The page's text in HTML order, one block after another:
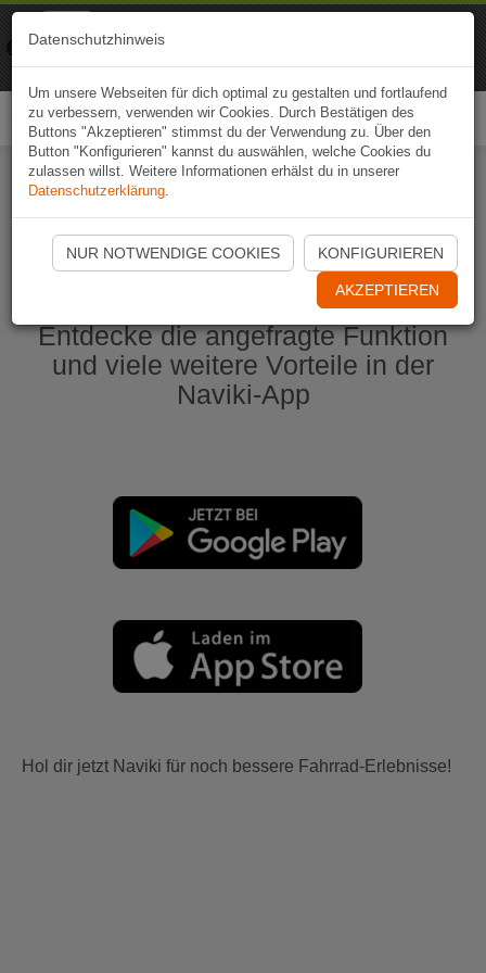
Naviki App jetzt öffnen
Entdecke die angefragte Funktion
und viele weitere Vorteile in der
Naviki-App
Hol dir jetzt Naviki für noch bessere Fahrrad-Erlebnisse!
Datenschutzhinweis
Um unsere Webseiten für dich optimal zu gestalten und fortlaufend
zu verbessern, verwenden wir Cookies. Durch Bestätigen des
Buttons "Akzeptieren" stimmst du der Verwendung zu. Über den
Button "Konfigurieren" kannst du auswählen, welche Cookies du
zulassen willst. Weitere Informationen erhälst du in unserer
Datenschutzerklärung.
NUR NOTWENDIGE COOKIES KONFIGURIEREN
AKZEPTIEREN
Naviki